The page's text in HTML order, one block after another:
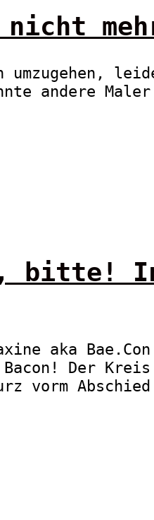
nicht
umzugehen,
andere
bitte!
aka
Der
vorm